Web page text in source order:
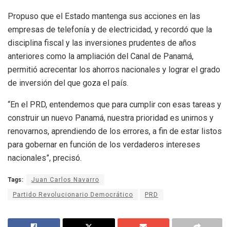
Propuso que el Estado mantenga sus acciones en las
empresas de telefonía y de electricidad, y recordó que la
disciplina fiscal y las inversiones prudentes de años
anteriores como la ampliación del Canal de Panamá,
permitió acrecentar los ahorros nacionales y lograr el grado
de inversión del que goza el país.
“En el PRD, entendemos que para cumplir con esas tareas y
construir un nuevo Panamá, nuestra prioridad es unirnos y
renovarnos, aprendiendo de los errores, a fin de estar listos
para gobernar en función de los verdaderos intereses
nacionales”, precisó.
Tags: Juan Carlos Navarro
Partido Revolucionario Democrático PRD